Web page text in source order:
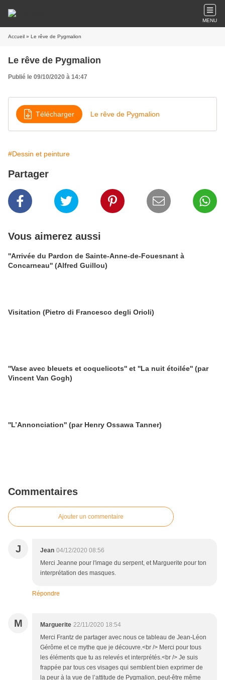
MENU
Accueil » Le rêve de Pygmalion
Le rêve de Pygmalion
Publié le 09/10/2020 à 14:47
Télécharger Le rêve de Pygmalion
#Dessin et peinture
Partager
Vous aimerez aussi
''Arrivée du Pardon de Sainte-Anne-de-Fouesnant à
Concarneau'' (Alfred Guillou)
Visitation (Pietro di Francesco degli Orioli)
''Vase avec bleuets et coquelicots'' et ''La nuit étoilée'' (par
Vincent Van Gogh)
''L’Annonciation'' (par Henry Ossawa Tanner)
Commentaires
Ajouter un commentaire
J Jean 04/12/2020 08:56
Merci Jeanne pour l'image du serpent, et Marguerite pour ton
interprétation des masques.
Répondre
M Marguerite 22/11/2020 18:54
Merci Frantz de partager avec nous ce tableau de Jean-Léon
Gérôme et ce mythe que je découvre.<br /> Merci pour tous
les éléments que tu as relevés et interprétés.<br /> Je suis
frappée par tous ces visages qui semblent bien exprimer de
la peur à la vue de l’attitude de Pygmalion, peut-être même